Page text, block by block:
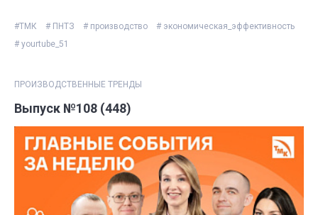
#ТМК # ПНТЗ # производство
# экономическая_эффективность
# yourtube_51
ПРОИЗВОДСТВЕННЫЕ ТРЕНДЫ
Выпуск №108 (448)